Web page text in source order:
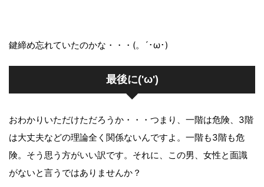
鍵締め忘れていたのかな・・・(。´･ω･)
最後に('ω')
おわかりいただけただろうか・・・つまり、一階は危険、3階
は大丈夫などの理論全く関係ないんですよ。一階も3階も危
険。そう思う方がいい訳です。それに、この男、女性と面識
がないと言うではありませんか？